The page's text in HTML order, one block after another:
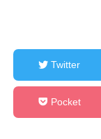
Twitter
Pocket